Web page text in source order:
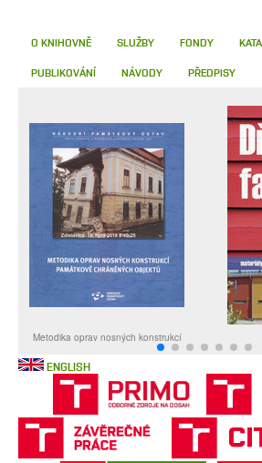
O KNIHOVNĚ SLUŽBY FONDY
PUBLIKOVÁNÍ NÁVODY PŘEDPISY
ENGLISH